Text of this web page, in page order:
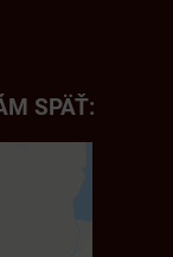
SPÄŤ: